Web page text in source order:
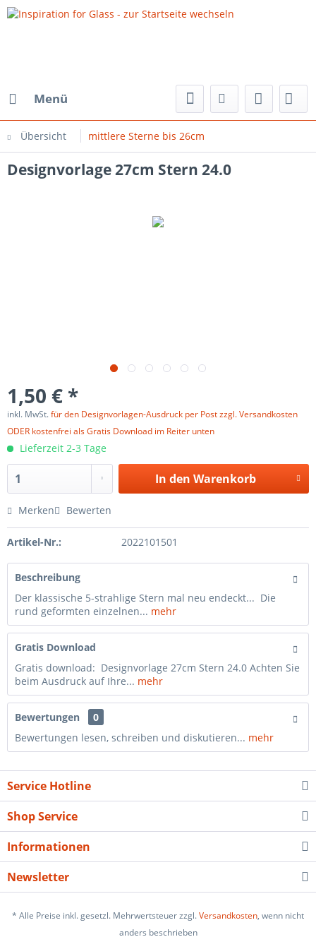
Menü
Übersicht mittlere Sterne bis 26cm
Designvorlage 27cm Stern 24.0
1,50 € *
inkl. MwSt.für den Designvorlagen-Ausdruck per Post zzgl. Versandkosten
ODER kostenfrei als Gratis Download im Reiter unten
Lieferzeit 2-3 Tage
In den Warenkorb
Merken Bewerten
Artikel-Nr.: 2022101501
Beschreibung
Der klassische 5-strahlige Stern mal neu endeckt... Die
rund geformten einzelnen... mehr
Gratis Download
Gratis download: Designvorlage 27cm Stern 24.0 Achten Sie
beim Ausdruck auf Ihre... mehr
Bewertungen
0
Bewertungen lesen, schreiben und diskutieren... mehr
Service Hotline
Shop Service
Informationen
Newsletter
* Alle Preise inkl. gesetzl. Mehrwertsteuer zzgl.Versandkosten, wenn nicht
anders beschrieben